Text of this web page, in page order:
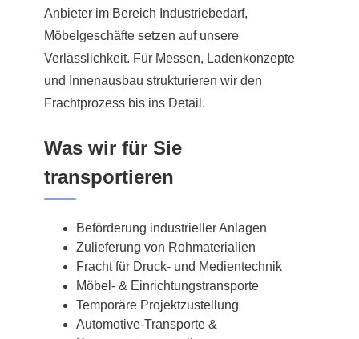
Anbieter im Bereich Industriebedarf,
Möbelgeschäfte setzen auf unsere
Verlässlichkeit. Für Messen, Ladenkonzepte
und Innenausbau strukturieren wir den
Frachtprozess bis ins Detail.
Was wir für Sie
transportieren
Beförderung industrieller Anlagen
Zulieferung von Rohmaterialien
Fracht für Druck- und Medientechnik
Möbel- & Einrichtungstransporte
Temporäre Projektzustellung
Automotive-Transporte &